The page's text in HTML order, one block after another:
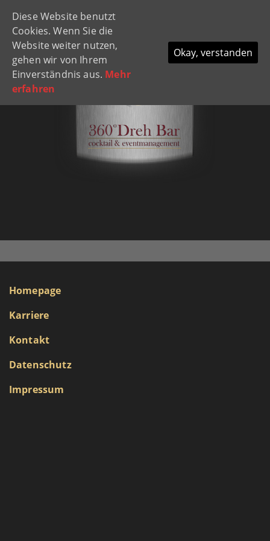
Homepage
Karriere
Kontakt
Datenschutz
Impressum
Diese Website benutzt
Cookies. Wenn Sie die
Website weiter nutzen,
gehen wir von Ihrem
Einverständnis aus. Mehr
erfahren
Okay, verstanden